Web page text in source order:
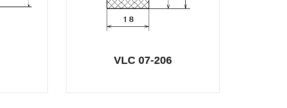
VLC 07-206